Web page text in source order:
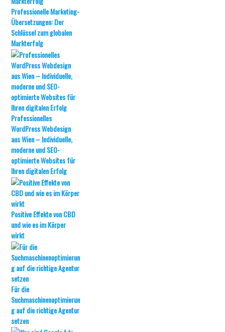
Professionelle Marketing-
Übersetzungen: Der
Schlüssel zum globalen
Markterfolg
Professionelles
WordPress Webdesign
aus Wien – Individuelle,
moderne und SEO-
optimierte Websites für
Ihren digitalen Erfolg
Positive Effekte von CBD
und wie es im Körper
wirkt
Für die
Suchmaschinenoptimierun
g auf die richtige Agentur
setzen